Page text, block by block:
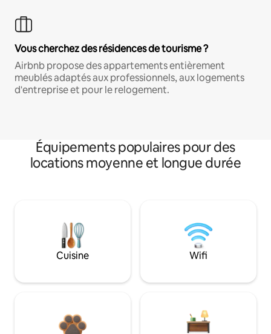
Vous cherchez des résidences de tourisme ?
Airbnb propose des appartements entièrement
meublés adaptés aux professionnels, aux logements
d'entreprise et pour le relogement.
Équipements populaires pour des
locations moyenne et longue durée
Cuisine Wifi